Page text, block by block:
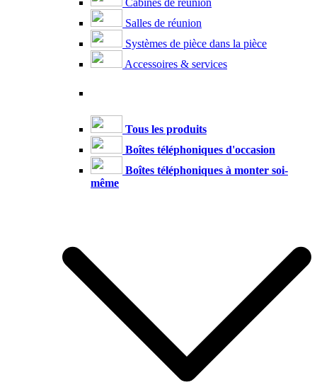
Cabines de réunion
Salles de réunion
Systèmes de pièce dans la pièce
Accessoires & services
Tous les produits
Boîtes téléphoniques d'occasion
Boîtes téléphoniques à monter soi-
même